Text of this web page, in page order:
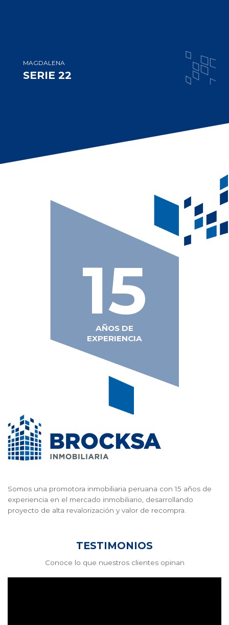
MAGDALENA
SERIE 22
15
AÑOS DE
EXPERIENCIA
Somos una promotora inmobiliaria peruana con 15 años de
experiencia en el mercado inmobiliario, desarrollando
proyecto de alta revalorización y valor de recompra.
TESTIMONIOS
Conoce lo que nuestros clientes opinan